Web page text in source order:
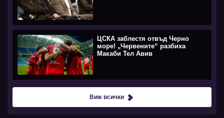
ЦСКА заблестя отвъд Черно
море! „Червените“ разбиха
Макаби Тел Авив
Виж всички